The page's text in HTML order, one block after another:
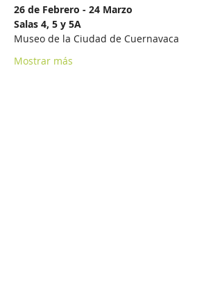
26 de Febrero - 24 Marzo
Salas 4, 5 y 5A
Museo de la Ciudad de Cuernavaca
Mostrar más